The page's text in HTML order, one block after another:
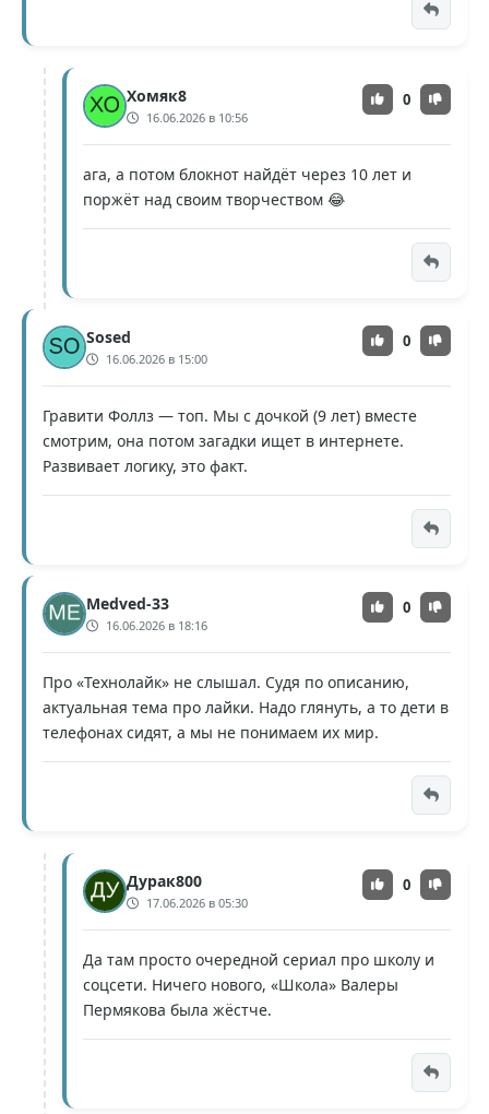
Хомяк8
16.06.2026 в 10:56
0
ага, а потом блокнот найдёт через 10 лет и
поржёт над своим творчеством 😂
Sosed
16.06.2026 в 15:00
0
Гравити Фоллз — топ. Мы с дочкой (9 лет) вместе
смотрим, она потом загадки ищет в интернете.
Развивает логику, это факт.
Medved-33
16.06.2026 в 18:16
0
Про «Технолайк» не слышал. Судя по описанию,
актуальная тема про лайки. Надо глянуть, а то дети в
телефонах сидят, а мы не понимаем их мир.
Дурак800
17.06.2026 в 05:30
0
Да там просто очередной сериал про школу и
соцсети. Ничего нового, «Школа» Валеры
Пермякова была жёстче.